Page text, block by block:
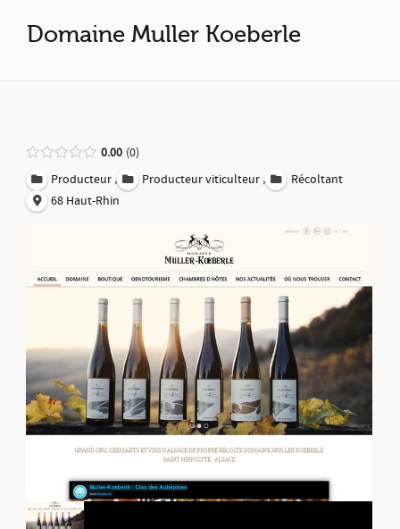
Domaine Muller Koeberle
0.00 0
Producteur , Producteur viticulteur ,
Récoltant
68 Haut-Rhin